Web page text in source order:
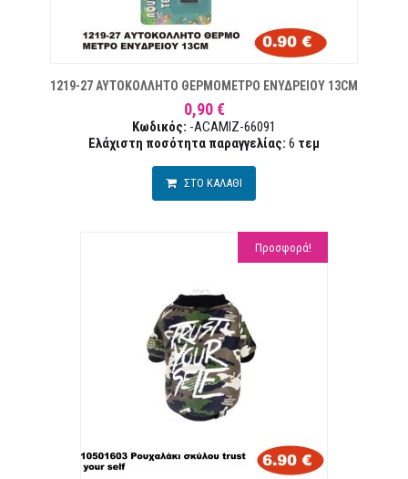
1219-27 ΑΥΤΟΚΟΛΛΗΤΟ ΘΕΡΜΟΜΕΤΡΟ ΕΝΥΔΡΕΙΟΥ 13CM
0,90 €
Κωδικός: -ACAMIZ-66091
Ελάχιστη ποσότητα παραγγελίας: 6 τεμ
ΣΤΟ ΚΑΛΑΘΙ
Προσφορά!